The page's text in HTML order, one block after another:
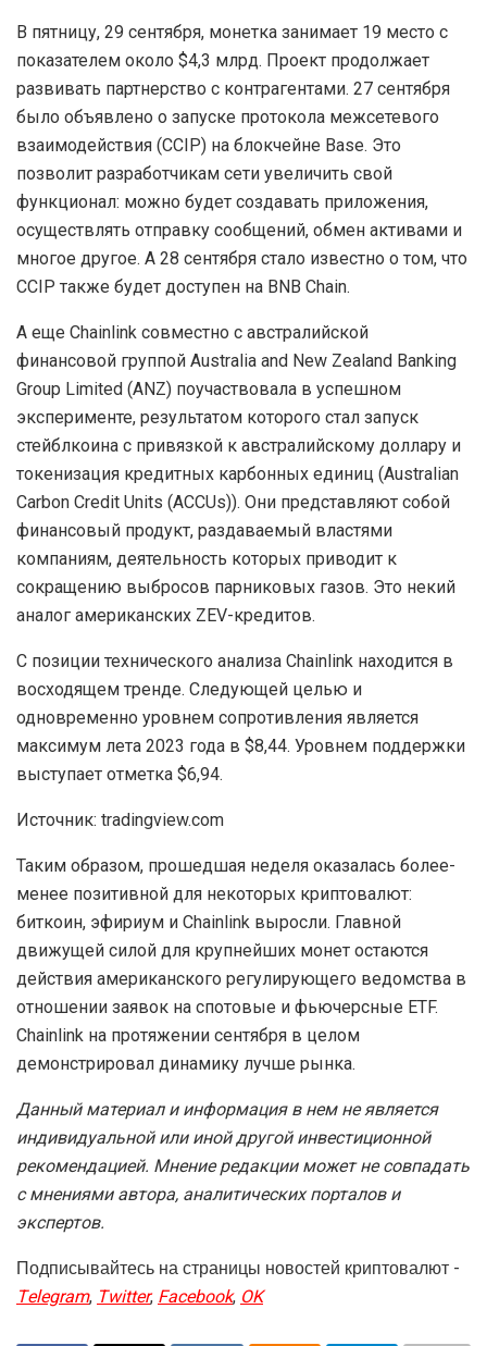
В пятницу, 29 сентября, монетка занимает 19 место с
показателем около $4,3 млрд. Проект продолжает
развивать партнерство с контрагентами. 27 сентября
было объявлено о запуске протокола межсетевого
взаимодействия (CCIP) на блокчейне Base. Это
позволит разработчикам сети увеличить свой
функционал: можно будет создавать приложения,
осуществлять отправку сообщений, обмен активами и
многое другое. А 28 сентября стало известно о том, что
CCIP также будет доступен на BNB Chain.
А еще Chainlink совместно с австралийской
финансовой группой Australia and New Zealand Banking
Group Limited (ANZ) поучаствовала в успешном
эксперименте, результатом которого стал запуск
стейблкоина с привязкой к австралийскому доллару и
токенизация кредитных карбонных единиц (Australian
Carbon Credit Units (ACCUs)). Они представляют собой
финансовый продукт, раздаваемый властями
компаниям, деятельность которых приводит к
сокращению выбросов парниковых газов. Это некий
аналог американских ZEV-кредитов.
С позиции технического анализа Chainlink находится в
восходящем тренде. Следующей целью и
одновременно уровнем сопротивления является
максимум лета 2023 года в $8,44. Уровнем поддержки
выступает отметка $6,94.
Источник: tradingview.com
Таким образом, прошедшая неделя оказалась более-
менее позитивной для некоторых криптовалют:
биткоин, эфириум и Chainlink выросли. Главной
движущей силой для крупнейших монет остаются
действия американского регулирующего ведомства в
отношении заявок на спотовые и фьючерсные ETF.
Chainlink на протяжении сентября в целом
демонстрировал динамику лучше рынка.
Данный материал и информация в нем не является
индивидуальной или иной другой инвестиционной
рекомендацией. Мнение редакции может не совпадать
с мнениями автора, аналитических порталов и
экспертов.
Подписывайтесь на страницы новостей криптовалют -
Telegram, Twitter, Facebook, OK